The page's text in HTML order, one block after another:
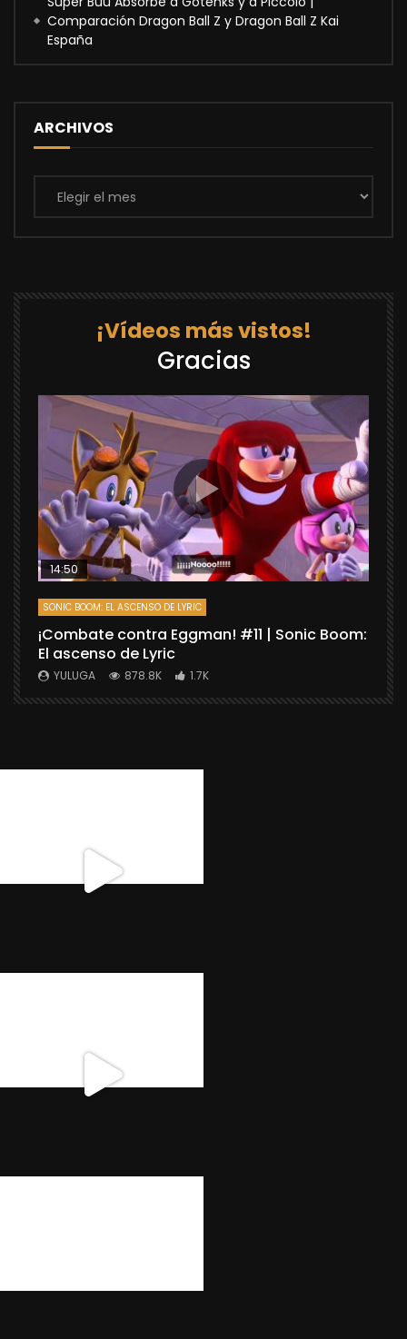
Comparación Dragon Ball Z y Dragon Ball Z Kai
España
ARCHIVOS
Archivos
¡Vídeos más vistos!
Gracias
14:50
SONIC BOOM: EL ASCENSO DE LYRIC
¡Combate contra Eggman! #11 | Sonic Boom:
El ascenso de Lyric
YULUGA 878.8K 1.7K